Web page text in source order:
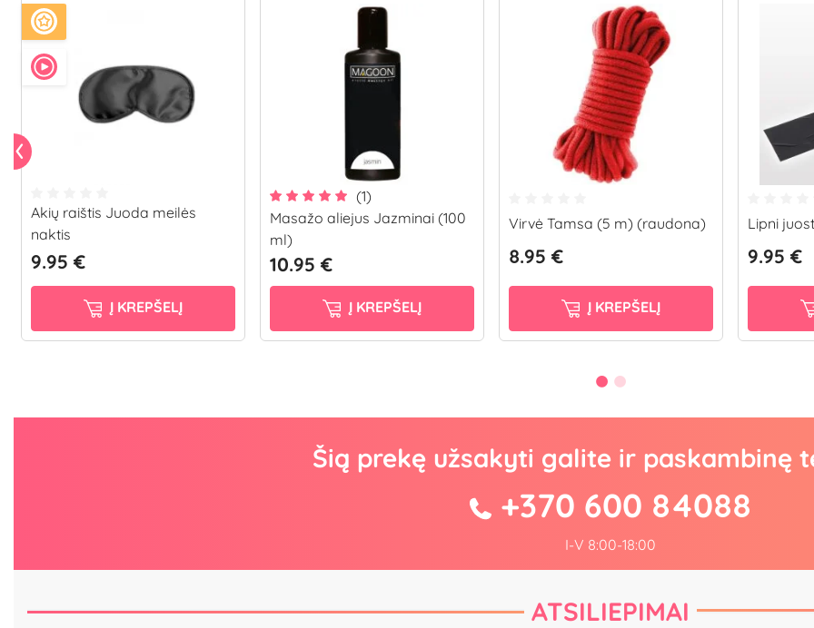
Akių raištis Juoda meilės
naktis
9.95 €
Į KREPŠELĮ
(1)
Masažo aliejus Jazminai (100
ml)
10.95 €
Į KREPŠELĮ
Virvė Tamsa (5 m) (raudona)
8.95 €
Į KREPŠELĮ
Lipni
9.95 €
Šią prekę užsakyti galite ir paskambinę
+370 600 84088
I-V 8:00-18:00
ATSILIEPIMAI